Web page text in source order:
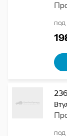
под
под